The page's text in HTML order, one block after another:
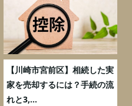
【川崎市宮前区】相続した実
家を売却するには？手続の流
れと3,...